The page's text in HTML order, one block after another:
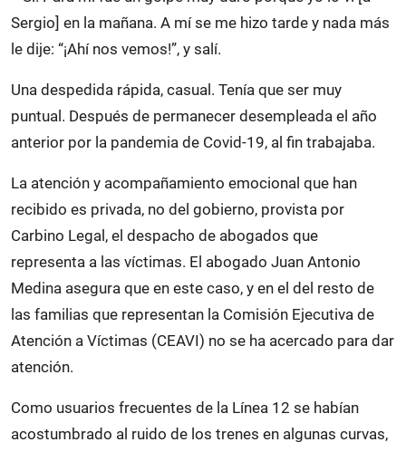
Sergio] en la mañana. A mí se me hizo tarde y nada más
le dije: “¡Ahí nos vemos!”, y salí.
Una despedida rápida, casual. Tenía que ser muy
puntual. Después de permanecer desempleada el año
anterior por la pandemia de Covid-19, al fin trabajaba.
La atención y acompañamiento emocional que han
recibido es privada, no del gobierno, provista por
Carbino Legal, el despacho de abogados que
representa a las víctimas. El abogado Juan Antonio
Medina asegura que en este caso, y en el del resto de
las familias que representan la Comisión Ejecutiva de
Atención a Víctimas (CEAVI) no se ha acercado para dar
atención.
Como usuarios frecuentes de la Línea 12 se habían
acostumbrado al ruido de los trenes en algunas curvas,